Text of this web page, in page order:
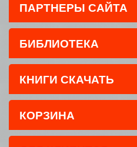
ПАРТНЕРЫ САЙТА
БИБЛИОТЕКА
КНИГИ СКАЧАТЬ
КОРЗИНА